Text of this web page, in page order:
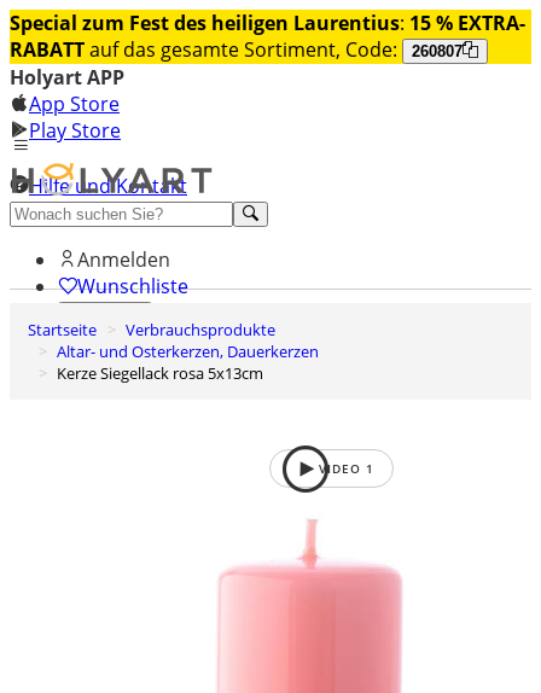
Special zum Fest des heiligen Laurentius: 15 % EXTRA-
RABATTauf das gesamte Sortiment, Code: 260807
Holyart APP
App Store
Play Store
Hilfe und Kontakt
Entdecken Sie Premium
Anmelden
Wunschliste
0
Warenkorb
Startseite
Verbrauchsprodukte
Altar- und Osterkerzen, Dauerkerzen
Kerze Siegellack rosa 5x13cm
VIDEO 1